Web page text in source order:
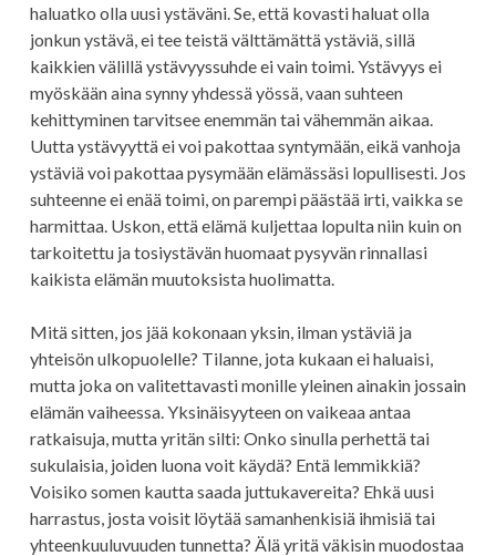
haluatko olla uusi ystäväni. Se, että kovasti haluat olla
jonkun ystävä, ei tee teistä välttämättä ystäviä, sillä
kaikkien välillä ystävyyssuhde ei vain toimi. Ystävyys ei
myöskään aina synny yhdessä yössä, vaan suhteen
kehittyminen tarvitsee enemmän tai vähemmän aikaa.
Uutta ystävyyttä ei voi pakottaa syntymään, eikä vanhoja
ystäviä voi pakottaa pysymään elämässäsi lopullisesti. Jos
suhteenne ei enää toimi, on parempi päästää irti, vaikka se
harmittaa. Uskon, että elämä kuljettaa lopulta niin kuin on
tarkoitettu ja tosiystävän huomaat pysyvän rinnallasi
kaikista elämän muutoksista huolimatta.
Mitä sitten, jos jää kokonaan yksin, ilman ystäviä ja
yhteisön ulkopuolelle? Tilanne, jota kukaan ei haluaisi,
mutta joka on valitettavasti monille yleinen ainakin jossain
elämän vaiheessa. Yksinäisyyteen on vaikeaa antaa
ratkaisuja, mutta yritän silti: Onko sinulla perhettä tai
sukulaisia, joiden luona voit käydä? Entä lemmikkiä?
Voisiko somen kautta saada juttukavereita? Ehkä uusi
harrastus, josta voisit löytää samanhenkisiä ihmisiä tai
yhteenkuuluvuuden tunnetta? Älä yritä väkisin muodostaa